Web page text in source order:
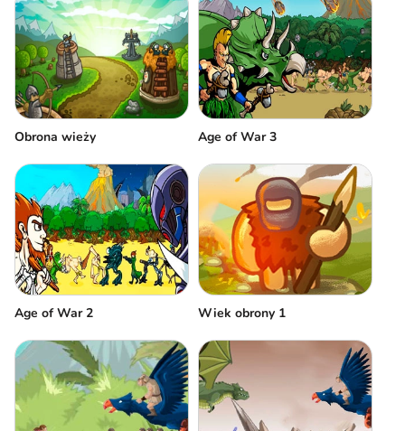
Obrona wieży Age of War 3
Age of War 2 Wiek obrony 1